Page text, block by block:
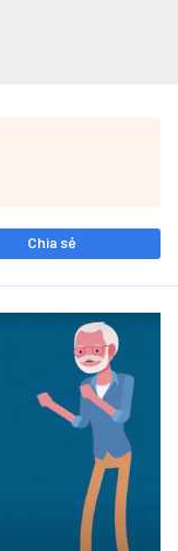
Chia sẻ